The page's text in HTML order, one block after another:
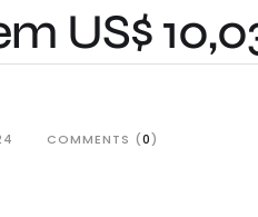
US$
COMMENTS (0)